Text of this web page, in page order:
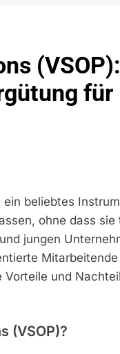
beliebtes
ohne dass
jungen
und
(VSOP)?